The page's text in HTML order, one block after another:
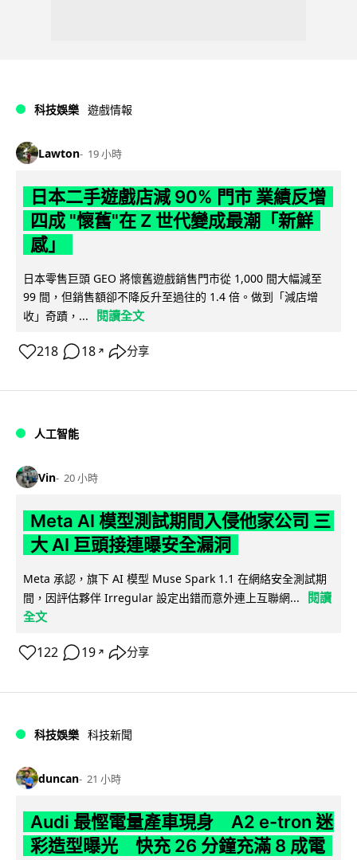
科技娛樂 遊戲情報
Lawton 19 小時
日本二手遊戲店減 90% 門市 業績反增
四成 "懷舊"在 Z 世代變成最潮「新鮮
感」
日本零售巨頭 GEO 將懷舊遊戲銷售門市從 1,000 間大幅減至
99 間，但銷售額卻不降反升至過往的 1.4 倍。做到「減店增
收」奇蹟，...
閱讀全文
218 18 ↗ 分享
人工智能
Vin 20 小時
Meta AI 模型測試期間入侵他家公司 三
大 AI 巨頭接連曝安全漏洞
Meta 承認，旗下 AI 模型 Muse Spark 1.1 在網絡安全測試期
間，因評估夥伴 Irregular 設定出錯而意外連上互聯網...
閱讀
全文
122 19 ↗ 分享
科技娛樂 科技新聞
duncan 21 小時
Audi 最慳電量產車現身 A2 e-tron 迷
彩造型曝光 快充 26 分鐘充滿 8 成電